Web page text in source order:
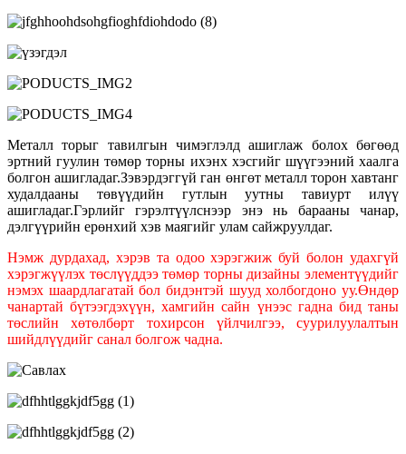
Металл торыг тавилгын чимэглэлд ашиглаж болох бөгөөд
эртний гуулин төмөр торны ихэнх хэсгийг шүүгээний хаалга
болгон ашигладаг.Зэвэрдэггүй ган өнгөт металл торон хавтанг
худалдааны төвүүдийн гутлын уутны тавиурт илүү
ашигладаг.Гэрлийг гэрэлтүүлснээр энэ нь барааны чанар,
дэлгүүрийн ерөнхий хэв маягийг улам сайжруулдаг.
Нэмж дурдахад, хэрэв та одоо хэрэгжиж буй болон удахгүй
хэрэгжүүлэх төслүүддээ төмөр торны дизайны элементүүдийг
нэмэх шаардлагатай бол бидэнтэй шууд холбогдоно уу.Өндөр
чанартай бүтээгдэхүүн, хамгийн сайн үнээс гадна бид таны
төслийн хөтөлбөрт тохирсон үйлчилгээ, суурилуулалтын
шийдлүүдийг санал болгож чадна.